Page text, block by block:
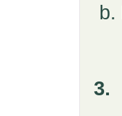
3.